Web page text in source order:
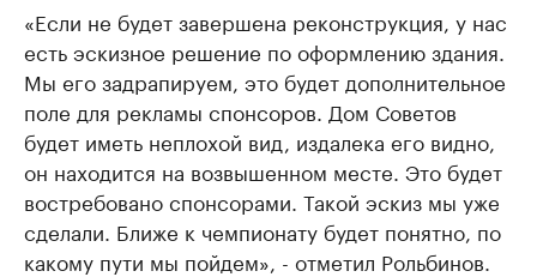
«Если не будет завершена реконструкция, у нас
есть эскизное решение по оформлению здания.
Мы его задрапируем, это будет дополнительное
поле для рекламы спонсоров. Дом Советов
будет иметь неплохой вид, издалека его видно,
он находится на возвышенном месте. Это будет
востребовано спонсорами. Такой эскиз мы уже
сделали. Ближе к чемпионату будет понятно, по
какому пути мы пойдем», - отметил Рольбинов.